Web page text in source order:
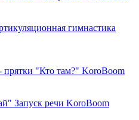
гимнастика
прятки "Кто там?" KoroBoom
Запуск речи KoroBoom